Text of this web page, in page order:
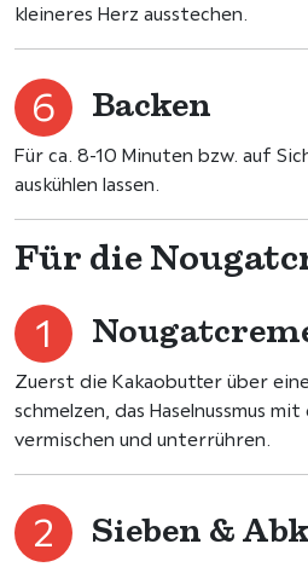
kleineres Herz ausstechen.
Backen
Für ca. 8-10 Minuten bzw. auf
auskühlen lassen.
Für die
Zuerst die Kakaobutter über
schmelzen, das Haselnussmus
vermischen und unterrühren.
Sieben &